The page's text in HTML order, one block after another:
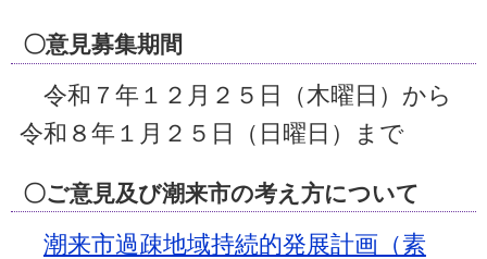
〇意見募集期間
令和７年１２月２５日（木曜日）から
令和８年１月２５日（日曜日）まで
〇ご意見及び潮来市の考え方について
潮来市過疎地域持続的発展計画（素